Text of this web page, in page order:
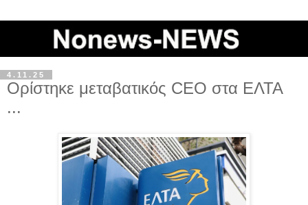
4.11.25
Ορίστηκε μεταβατικός CEO στα ΕΛΤΑ
...